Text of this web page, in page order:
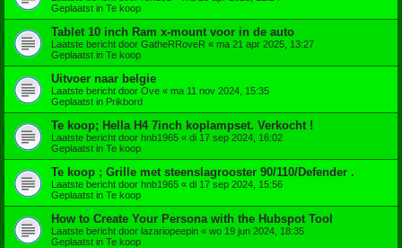
Geplaatst in Te koop
Tablet 10 inch Ram x-mount voor in de auto
Laatste bericht door GatheRRoveR « ma 21 apr 2025, 13:27
Geplaatst in Te koop
Uitvoer naar belgie
Laatste bericht door Ove « ma 11 nov 2024, 15:35
Geplaatst in Prikbord
Te koop; Hella H4 7inch koplampset. Verkocht !
Laatste bericht door hnb1965 « di 17 sep 2024, 16:02
Geplaatst in Te koop
Te koop ; Grille met steenslagrooster 90/110/Defender .
Laatste bericht door hnb1965 « di 17 sep 2024, 15:56
Geplaatst in Te koop
How to Create Your Persona with the Hubspot Tool
Laatste bericht door lazariopeepin « wo 19 jun 2024, 18:35
Geplaatst in Te koop